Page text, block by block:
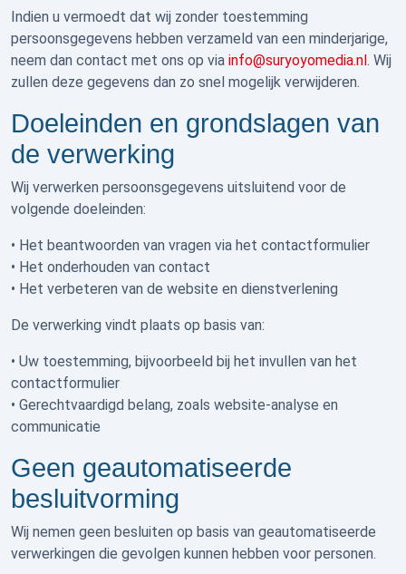
Indien u vermoedt dat wij zonder toestemming
persoonsgegevens hebben verzameld van een minderjarige,
neem dan contact met ons op via info@suryoyomedia.nl. Wij
zullen deze gegevens dan zo snel mogelijk verwijderen.
Doeleinden en grondslagen van
de verwerking
Wij verwerken persoonsgegevens uitsluitend voor de
volgende doeleinden:
• Het beantwoorden van vragen via het contactformulier
• Het onderhouden van contact
• Het verbeteren van de website en dienstverlening
De verwerking vindt plaats op basis van:
• Uw toestemming, bijvoorbeeld bij het invullen van het
contactformulier
• Gerechtvaardigd belang, zoals website-analyse en
communicatie
Geen geautomatiseerde
besluitvorming
Wij nemen geen besluiten op basis van geautomatiseerde
verwerkingen die gevolgen kunnen hebben voor personen.